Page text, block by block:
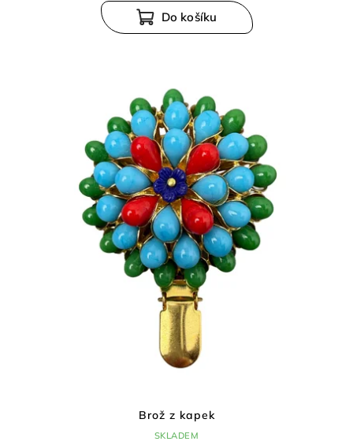
Brož z kapek
SKLADEM